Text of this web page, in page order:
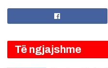
Të ngjajshme